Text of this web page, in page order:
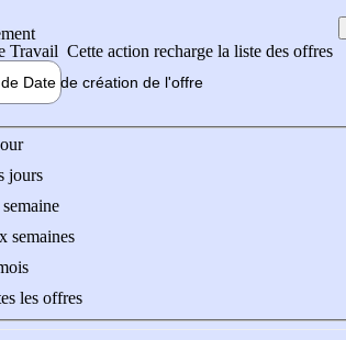
Travail Cette action recharge la liste des offres
Date de création de l'offre
de l'offre
jours
semaines
les offres